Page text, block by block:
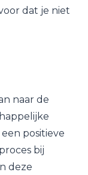
dat je niet
naar de
positieve
bij
deze